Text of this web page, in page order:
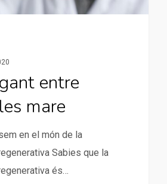
entre
mare
en el món de la
Sabies que la
és…